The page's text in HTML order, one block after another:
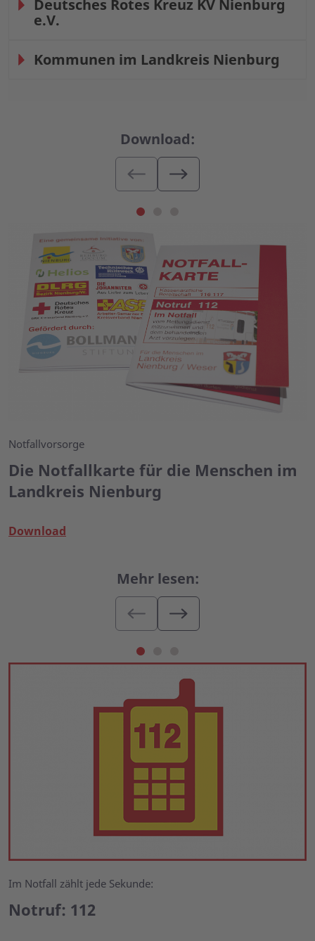
Deutsches Rotes Kreuz KV Nienburg
e.V.
Kommunen im Landkreis Nienburg
Download:
Notfallvorsorge
Die Notfallkarte für die Menschen im
Landkreis Nienburg
Download
Mehr lesen:
Im Notfall zählt jede Sekunde:
Notruf: 112